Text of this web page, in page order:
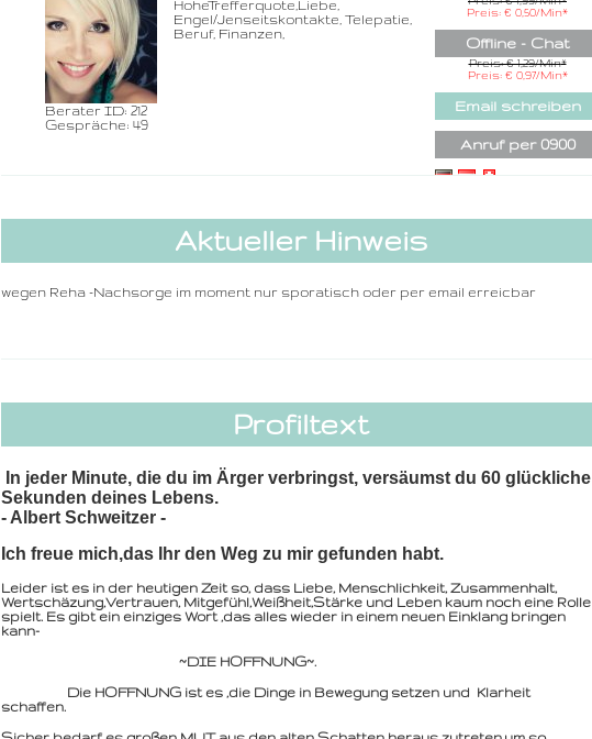
HoheTrefferquote,Liebe,
Engel/Jenseitskontakte, Telepatie,
Beruf, Finanzen,
Berater ID: 212
Gespräche: 49
Preis: € 0,50/Min*
Offline - Chat
Preis: € 1,29/Min*
Preis: € 0,97/Min*
Email schreiben
Anruf per 0900
Rufnummer inklusive
Zurück
Aktueller Hinweis
wegen Reha -Nachsorge im moment nur sporatisch oder per email erreicbar
Profiltext
In jeder Minute, die du im Ärger verbringst, versäumst du 60 glückliche
Sekunden deines Lebens.
- Albert Schweitzer -
Ich freue mich,das Ihr den Weg zu mir gefunden habt.
Leider ist es in der heutigen Zeit so, dass Liebe, Menschlichkeit, Zusammenhalt,
Wertschäzung,Vertrauen, Mitgefühl,Weißheit,Stärke und Leben kaum noch eine Rolle
spielt. Es gibt ein einziges Wort ,das alles wieder in einem neuen Einklang bringen
kann-
~DIE HOFFNUNG~.
Die HOFFNUNG ist es ,die Dinge in Bewegung setzen und Klarheit
schaffen.